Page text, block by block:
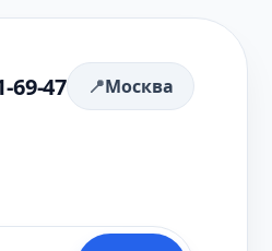
69-47 Москва